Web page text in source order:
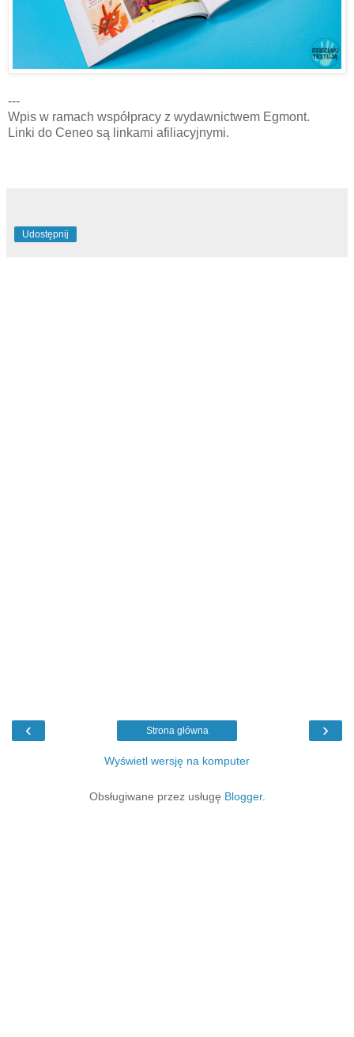
---
Wpis w ramach współpracy z wydawnictwem Egmont.
Linki do Ceneo są linkami afiliacyjnymi.
Udostępnij
‹ ›
Strona główna
Wyświetl wersję na komputer
Obsługiwane przez usługę Blogger.